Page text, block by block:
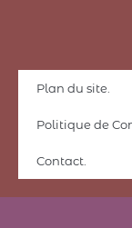
Plan du site.
Politique de
Contact.